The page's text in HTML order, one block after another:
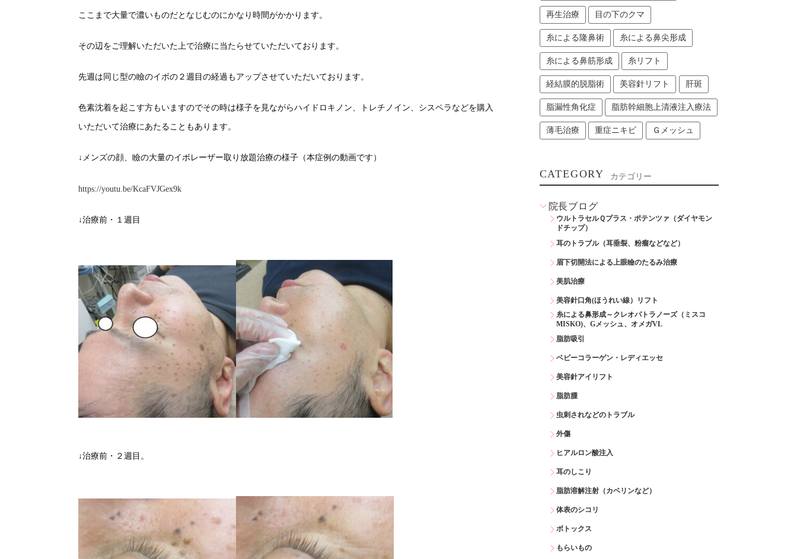
ここまで大量で濃いものだとなじむのにかなり時間がかかります。
その辺をご理解いただいた上で治療に当たらせていただいております。
先週は同じ型の瞼のイボの２週目の経過もアップさせていただいております。
色素沈着を起こす方もいますのでその時は様子を見ながらハイドロキノン、トレチノイン、シスペラなどを購入
いただいて治療にあたることもあります。
↓メンズの顔、瞼の大量のイボレーザー取り放題治療の様子（本症例の動画です）
https://youtu.be/KcaFVJGex9k
↓治療前・１週目
↓治療前・２週目。
再生治療 目の下のクマ
糸による隆鼻術 糸による鼻尖形成
糸による鼻筋形成 糸リフト
経結膜的脱脂術 美容針リフト 肝斑
脂漏性角化症 脂肪幹細胞上清液注入療法
薄毛治療 重症ニキビ Ｇメッシュ
CATEGORY カテゴリー
院長ブログ
ウルトラセルＱプラス・ポテンツァ（ダイヤモン
ドチップ）
耳のトラブル（耳垂裂、粉瘤などなど）
眉下切開法による上眼瞼のたるみ治療
美肌治療
美容針口角(ほうれい線）リフト
糸による鼻形成～クレオパトラノーズ（ミスコ
MISKO)、Gメッシュ、オメガVL
脂肪吸引
ベビーコラーゲン・レディエッセ
美容針アイリフト
脂肪腫
虫刺されなどのトラブル
外傷
ヒアルロン酸注入
耳のしこり
脂肪溶解注射（カベリンなど）
体表のシコリ
ボトックス
もらいもの